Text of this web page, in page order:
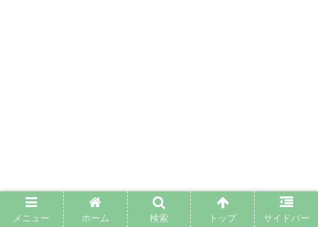
メニュー ホーム 検索 トップ サイドバー